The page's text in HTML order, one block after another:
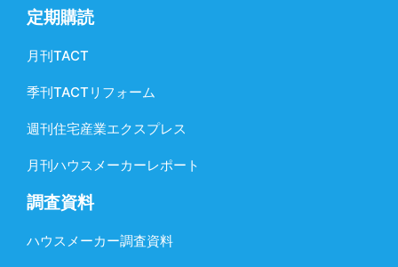
定期購読
月刊TACT
季刊TACTリフォーム
週刊住宅産業エクスプレス
月刊ハウスメーカーレポート
調査資料
ハウスメーカー調査資料